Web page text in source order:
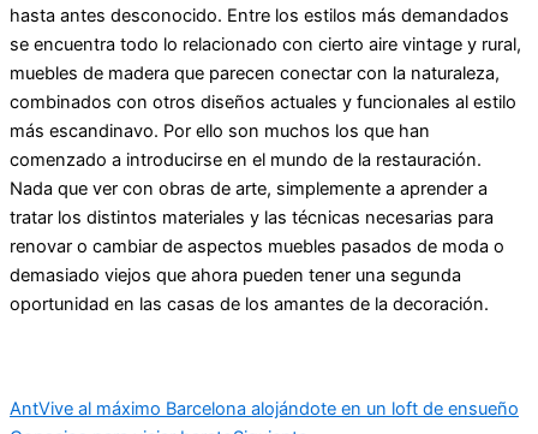
hasta antes desconocido. Entre los estilos más demandados
se encuentra todo lo relacionado con cierto aire vintage y rural,
muebles de madera que parecen conectar con la naturaleza,
combinados con otros diseños actuales y funcionales al estilo
más escandinavo. Por ello son muchos los que han
comenzado a introducirse en el mundo de la restauración.
Nada que ver con obras de arte, simplemente a aprender a
tratar los distintos materiales y las técnicas necesarias para
renovar o cambiar de aspectos muebles pasados de moda o
demasiado viejos que ahora pueden tener una segunda
oportunidad en las casas de los amantes de la decoración.
AntVive al máximo Barcelona alojándote en un loft de ensueño